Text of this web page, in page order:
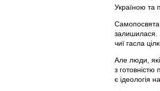
Україною
Самопосвята
залишилася.
чиї гасла
Але люди,
з
є ідеологія